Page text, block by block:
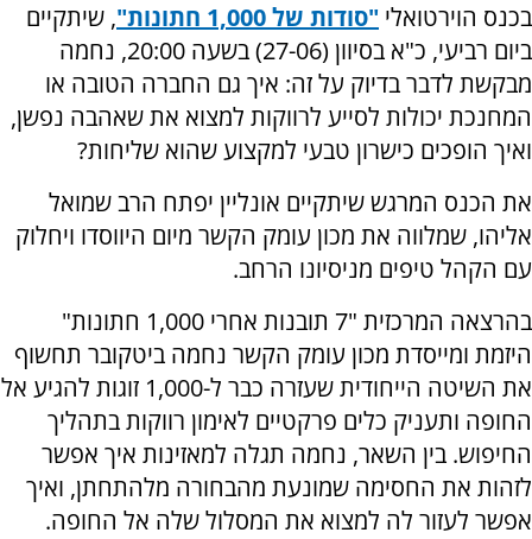
בכנס הוירטואלי "סודות של 1,000 חתונות"
, שיתקיים
ביום רביעי, כ"א בסיוון (27-06) בשעה 20:00, נחמה
מבקשת לדבר בדיוק על זה: איך גם החברה הטובה או
המחנכת יכולות לסייע לרווקות למצוא את שאהבה נפשן,
ואיך הופכים כישרון טבעי למקצוע שהוא שליחות?
את הכנס המרגש שיתקיים אונליין יפתח הרב שמואל
אליהו, שמלווה את מכון עומק הקשר מיום היווסדו ויחלוק
עם הקהל טיפים מניסיונו הרחב.
בהרצאה המרכזית "7 תובנות אחרי 1,000 חתונות"
היזמת ומייסדת מכון עומק הקשר נחמה ביטקובר תחשוף
את השיטה הייחודית שעזרה כבר ל-1,000 זוגות להגיע אל
החופה ותעניק כלים פרקטיים לאימון רווקות בתהליך
החיפוש. בין השאר, נחמה תגלה למאזינות איך אפשר
לזהות את החסימה שמונעת מהבחורה מלהתחתן, ואיך
אפשר לעזור לה למצוא את המסלול שלה אל החופה.